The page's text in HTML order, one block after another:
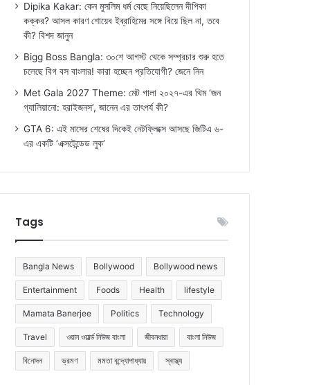
Dipika Kakar: কেন মুসলিম ধর্ম বেছে নিয়েছিলেন দীপিকা
কক্কর? আসল কারণ শোয়েব ইব্রাহিমের সঙ্গে বিয়ে ছিল না, তবে
কী? বিশদ জানুন
Bigg Boss Bangla: ৩০শে আগস্ট থেকে সম্প্রচার শুরু হতে
চলেছে বিগ বস বাংলার! কারা হচ্ছেন প্রতিযোগী? জেনে নিন
Met Gala 2027 Theme: মেট গালা ২০২৭-এর থিম ‘জন
গ্যালিয়ানো: হরাইজনস’, জানেন এর তাৎপর্য কী?
GTA 6: এই মাসের শেষের দিকেই নেটফ্লিক্সে আসছে জিটিএ ৬-
এর একটি ‘এক্সটেন্ডেড লুক’
Tags
Bangla News Bollywood Bollywood news
Entertainment Foods Health lifestyle
Mamata Banerjee Politics Technology
Travel ওয়ান ওয়ার্ল্ড নিউজ বাংলা জীবনধারা বাংলা নিউজ
বিনোদন ভ্রমণ মমতা বন্দ্যোপাধ্যায় স্বাস্থ্য